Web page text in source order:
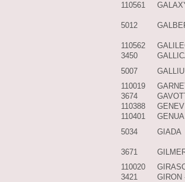
110561
5012
110562
3450
5007
110019
3674
110388
110401
GENUA
5034
GIADA
3671
110020
3421
GIRON